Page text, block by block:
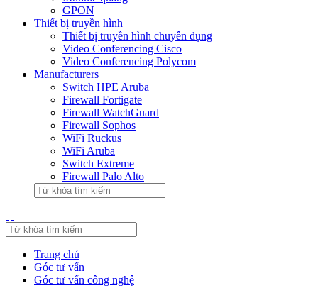
GPON
Thiết bị truyền hình
Thiết bị truyền hình chuyên dụng
Video Conferencing Cisco
Video Conferencing Polycom
Manufacturers
Switch HPE Aruba
Firewall Fortigate
Firewall WatchGuard
Firewall Sophos
WiFi Ruckus
WiFi Aruba
Switch Extreme
Firewall Palo Alto
Trang chủ
Góc tư vấn
Góc tư vấn công nghệ